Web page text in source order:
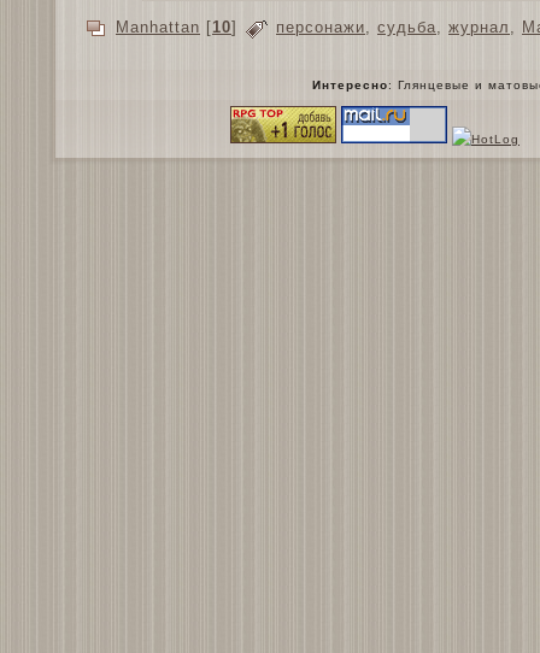
Manhattan [10] персонажи, судьба, журнал ,
Интересно: Глянцевые и